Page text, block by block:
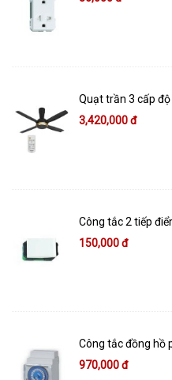
Quạt trần 3 cấp
3,420,000 đ
Công tắc 2 tiếp
150,000 đ
Công tắc đồng hồ
970,000 đ